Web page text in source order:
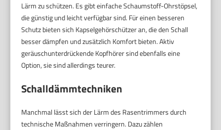
Lärm zu schützen. Es gibt einfache Schaumstoff-Ohrstöpsel,
die günstig und leicht verfügbar sind. Für einen besseren
Schutz bieten sich Kapselgehörschützer an, die den Schall
besser dämpfen und zusätzlich Komfort bieten. Aktiv
geräuschunterdrückende Kopfhörer sind ebenfalls eine
Option, sie sind allerdings teurer.
Schalldämmtechniken
Manchmal lässt sich der Lärm des Rasentrimmers durch
technische Maßnahmen verringern. Dazu zählen